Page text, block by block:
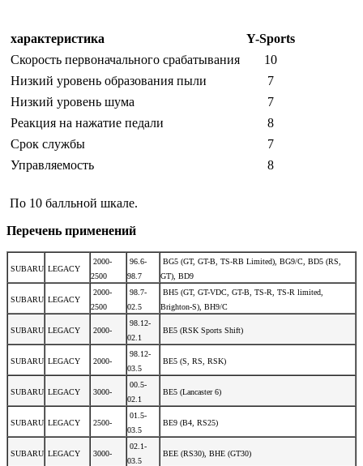
характеристика
Y-Sports
Скорость первоначального срабатывания
10
Низкий уровень образования пыли
7
Низкий уровень шума
7
Реакция на нажатие педали
8
Срок службы
7
Управляемость
8
По 10 балльной шкале.
Перечень применений
SUBARU LEGACY
2000-
2500
96.6-
98.7
BG5 (GT, GT-B, TS-RB Limited), BG9/C, BD5 (RS,
GT), BD9
SUBARU LEGACY
2000-
2500
98.7-
02.5
BH5 (GT, GT-VDC, GT-B, TS-R, TS-R limited,
Brighton-S), BH9/C
SUBARU LEGACY 2000-
98.12-
02.1
BE5 (RSK Sports Shift)
SUBARU LEGACY 2000-
98.12-
03.5
BE5 (S, RS, RSK)
SUBARU LEGACY 3000-
00.5-
02.1
BE5 (Lancaster 6)
SUBARU LEGACY 2500-
01.5-
03.5
BE9 (B4, RS25)
SUBARU LEGACY 3000-
02.1-
03.5
BEE (RS30), BHE (GT30)